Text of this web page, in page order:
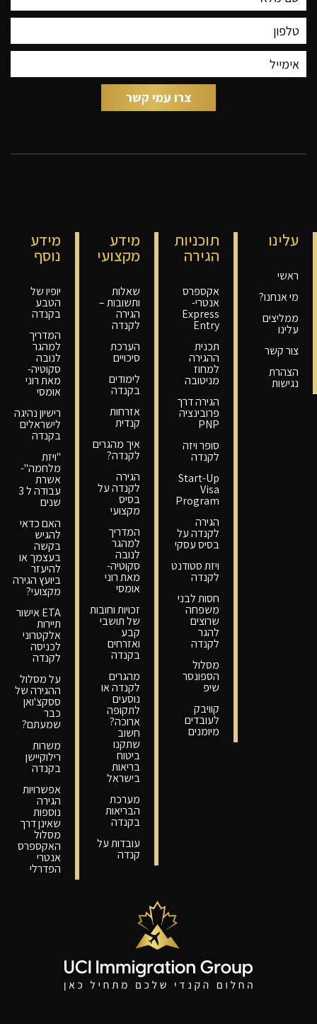
עלינו
ראשי
מי אנחנו?
ממליצים
עלינו
צור קשר
הצהרת
נגישות
תוכניות
הגירה
אקספרס
אנטרי-
Express
Entry
תכנית
ההגירה
למחוז
מניטובה
הגירה דרך
פרובינציה
PNP
סופר ויזה
לקנדה
Start-Up
Visa
Program
הגירה
לקנדה על
בסיס עסקי
ויזת סטודנט
לקנדה
חסות לבני
משפחה
שרוצים
להגר
לקנדה
מסלול
הספונסר
שיפ
קוויבק
לעובדים
מיומנים
מידע
מקצועי
שאלות
ותשובות –
הגירה
לקנדה
הערכת
סיכויים
לימודים
בקנדה
אזרחות
קנדית
איך מהגרים
לקנדה?
הגירה
לקנדה על
בסיס
מקצועי
המדריך
למהגר
לנובה
סקוטיה-
מאת רוני
אומסי
זכויות וחובות
של תושבי
קבע
ואזרחים
בקנדה
מהגרים
לקנדה או
נוסעים
לתקופה
ארוכה?
חשוב
שתקנו
ביטוח
בריאות
בישראל
מערכת
הבריאות
בקנדה
עובדות על
קנדה
מידע
נוסף
יופיו של
הטבע
בקנדה
המדריך
למהגר
לנובה
סקוטיה-
מאת רוני
אומסי
רישיון נהיגה
לישראלים
בקנדה
"ויזת
מלחמה"-
אשרת
עבודה ל 3
שנים
האם כדאי
להגיש
בקשה
בעצמך או
להיעזר
ביועץ הגירה
מקצועי?
ETA אישור
תיירות
אלקטרוני
לכניסה
לקנדה
על מסלול
ההגירה של
ססקצ'ואן
כבר
שמעתם?
משרות
רילוקיישן
בקנדה
אפשרויות
הגירה
נוספות
שאינן דרך
מסלול
האקספרס
אנטרי
הפדרלי